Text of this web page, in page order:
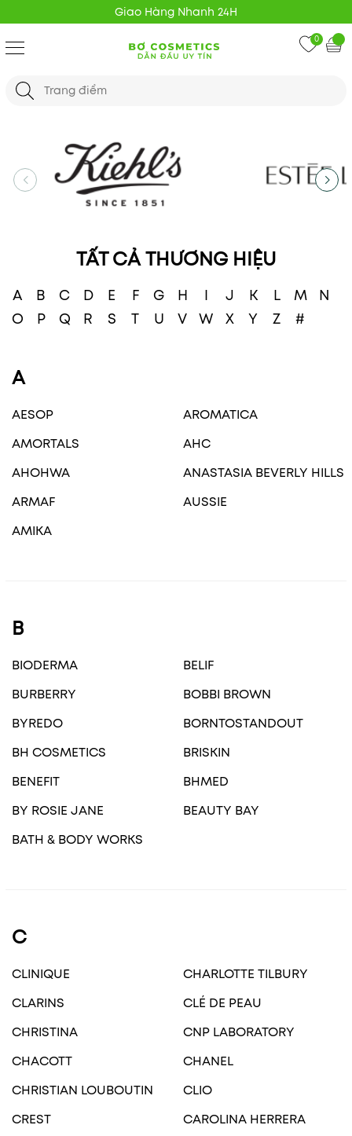
Giao Hàng Nhanh 24H
0
TẤT CẢ THƯƠNG HIỆU
A B C D E F G H I J K L M
N
O
P Q R S T U V W X Y Z #
A
AESOP
AROMATICA
AMORTALS
AHC
AHOHWA
ANASTASIA BEVERLY HILLS
ARMAF
AUSSIE
AMIKA
B
BIODERMA
BELIF
BURBERRY
BOBBI BROWN
BYREDO
BORNTOSTANDOUT
BH COSMETICS
BRISKIN
BENEFIT
BHMED
BY ROSIE JANE
BEAUTY BAY
BATH & BODY WORKS
C
CLINIQUE
CHARLOTTE TILBURY
CLARINS
CLÉ DE PEAU
CHRISTINA
CNP LABORATORY
CHACOTT
CHANEL
CHRISTIAN LOUBOUTIN
CLIO
CREST
CAROLINA HERRERA